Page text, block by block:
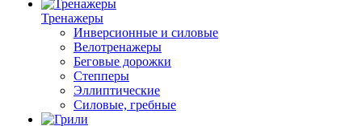
Тренажеры
Инверсионные и силовые
Велотренажеры
Беговые дорожки
Степперы
Эллиптические
Силовые, гребные